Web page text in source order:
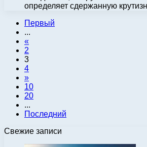
определяет сдержанную
Первый
...
«
2
3
4
»
10
20
...
Последний
Свежие записи